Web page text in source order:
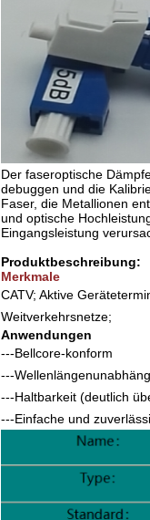
Der faseroptische
debuggen und die
Faser, die Metallionen
und optische
Eingangsleistung
Produktbeschreibung:
Merkmale
CATV; Aktive
Weitverkehrsnetze;
Anwendungen
---Bellcore-konform
---
---Haltbarkeit (deutlich
---Einfache und